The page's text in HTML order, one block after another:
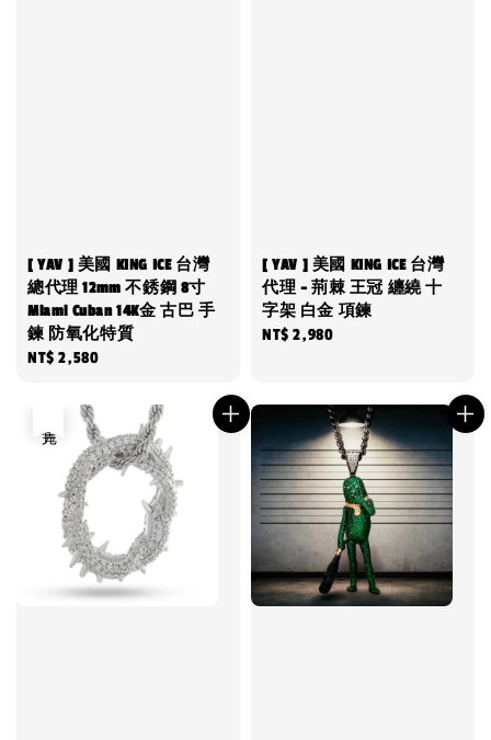
[ YAV ] 美國 KING ICE 台灣
總代理 12mm 不銹鋼 8寸
Miami Cuban 14K金 古巴 手
鍊 防氧化特質
Regular
NT$ 2,580
[ YAV ] 美國 KING ICE 台灣
代理 - 荊棘 王冠 纏繞 十
字架 白金 項鍊
Regular
NT$ 2,980